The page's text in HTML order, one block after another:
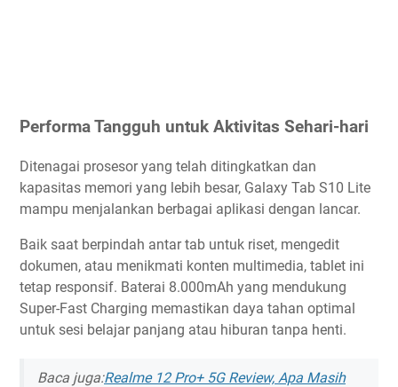
Performa Tangguh untuk Aktivitas Sehari-hari
Ditenagai prosesor yang telah ditingkatkan dan
kapasitas memori yang lebih besar, Galaxy Tab S10 Lite
mampu menjalankan berbagai aplikasi dengan lancar.
Baik saat berpindah antar tab untuk riset, mengedit
dokumen, atau menikmati konten multimedia, tablet ini
tetap responsif. Baterai 8.000mAh yang mendukung
Super-Fast Charging memastikan daya tahan optimal
untuk sesi belajar panjang atau hiburan tanpa henti.
Baca juga:Realme 12 Pro+ 5G Review, Apa Masih